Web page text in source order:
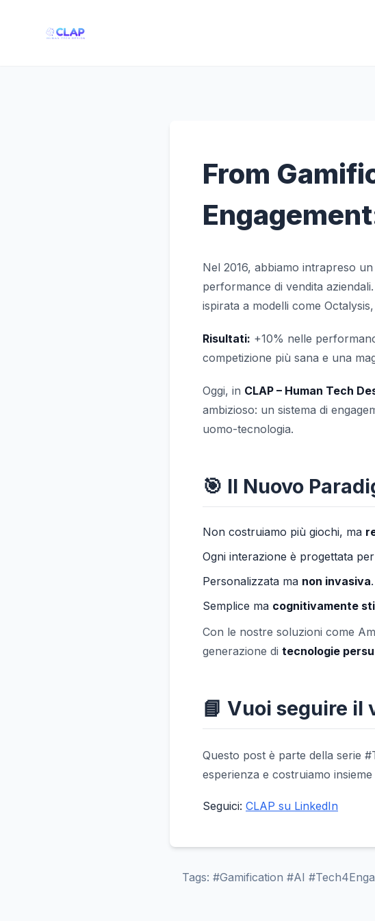
From
Nel 2016, abbiamo intrapreso
performance di vendita
ispirata a modelli come
Risultati: +10% nelle
competizione più sana e una
Oggi, in CLAP – Human Tech
ambizioso: un sistema di
uomo-tecnologia.
🎯 Il Nuovo
Non costruiamo più giochi, ma
Ogni interazione è progettata
Personalizzata ma non invasiva.
Semplice ma cognitivamente
Con le nostre soluzioni come
generazione di tecnologie
📘 Vuoi seguire il
Questo post è parte della serie
esperienza e costruiamo
Seguici: CLAP su LinkedIn
Tags: #Gamification #AI